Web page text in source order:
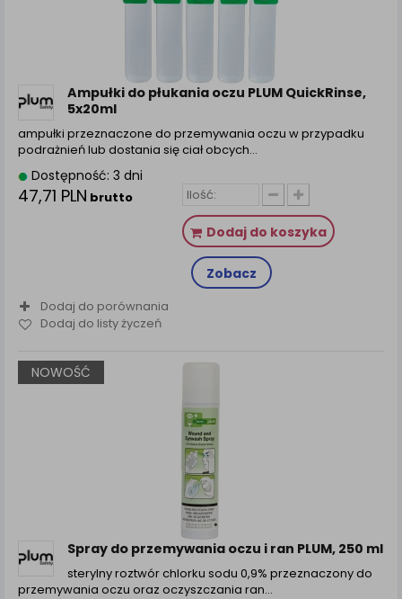
Ampułki do płukania oczu PLUM QuickRinse,
5x20ml
ampułki przeznaczone do przemywania oczu w przypadku
podrażnień lub dostania się ciał obcych…
Dostępność: 3 dni
47,71 PLN brutto
Dodaj do koszyka
Zobacz
Dodaj do porównania
Dodaj do listy życzeń
NOWOŚĆ
Spray do przemywania oczu i ran PLUM, 250 ml
sterylny roztwór chlorku sodu 0,9% przeznaczony do
przemywania oczu oraz oczyszczania ran…